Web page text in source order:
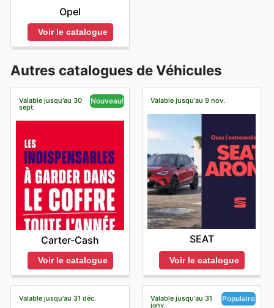
Opel
Voir le catalogue
Autres catalogues de Véhicules
Valable jusqu'au 30
sept.
Nouveau!
Carter-Cash
Voir le catalogue
Valable jusqu'au 9 nov.
SEAT
Voir le catalogue
Valable jusqu'au 31 déc. Valable jusqu'au 31
janv.
Populaire